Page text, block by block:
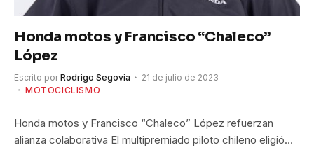
Honda motos y Francisco “Chaleco”
López
Escrito por Rodrigo Segovia
21 de julio de 2023
MOTOCICLISMO
Honda motos y Francisco “Chaleco” López refuerzan
alianza colaborativa El multipremiado piloto chileno eligió…